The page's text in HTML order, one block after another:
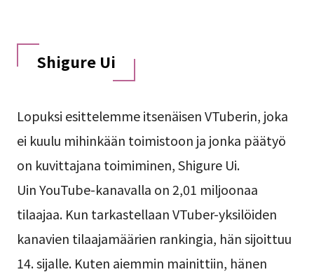
Shigure Ui
Lopuksi esittelemme itsenäisen VTuberin, joka
ei kuulu mihinkään toimistoon ja jonka päätyö
on kuvittajana toimiminen, Shigure Ui.
Uin YouTube-kanavalla on 2,01 miljoonaa
tilaajaa. Kun tarkastellaan VTuber-yksilöiden
kanavien tilaajamäärien rankingia, hän sijoittuu
14. sijalle. Kuten aiemmin mainittiin, hänen